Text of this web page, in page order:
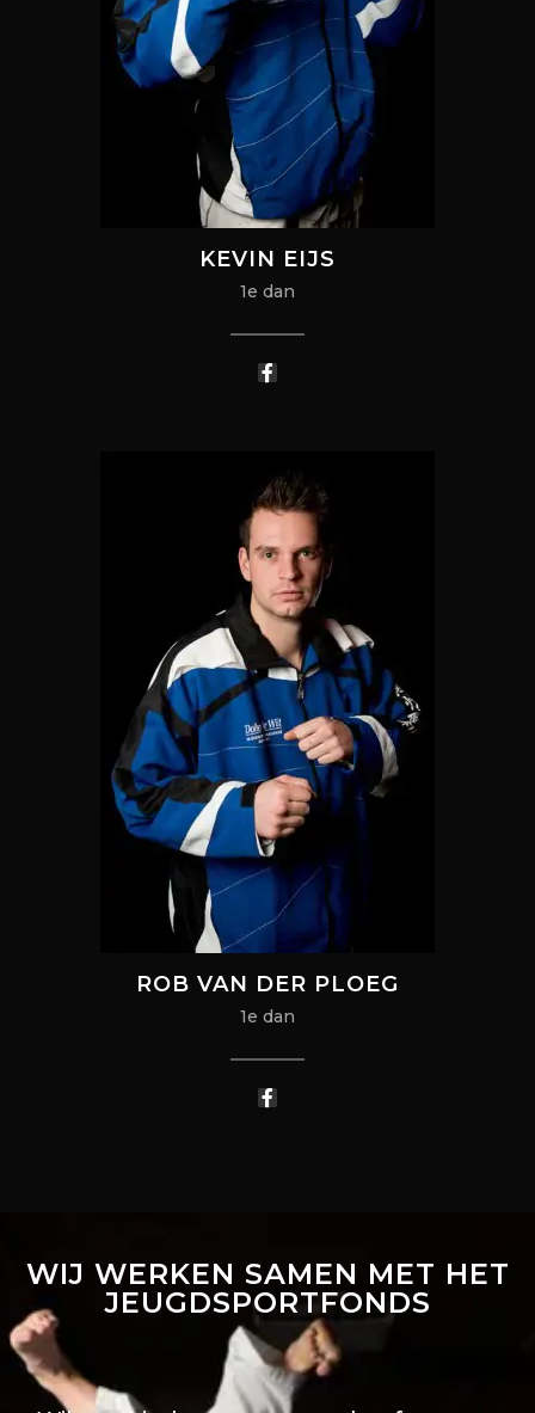
KEVIN EIJS
1e dan
ROB VAN DER PLOEG
1e dan
WIJ WERKEN SAMEN MET HET
JEUGDSPORTFONDS